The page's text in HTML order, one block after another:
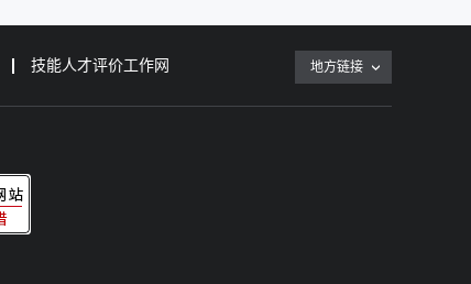
技能人才评价工作网 地方链接